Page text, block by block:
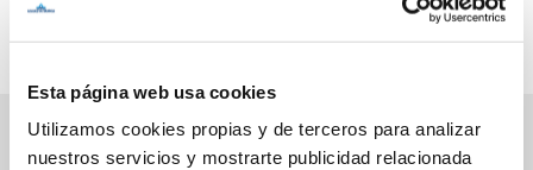
Esta página web usa cookies
Utilizamos cookies propias y de terceros para analizar
nuestros servicios y mostrarte publicidad relacionada